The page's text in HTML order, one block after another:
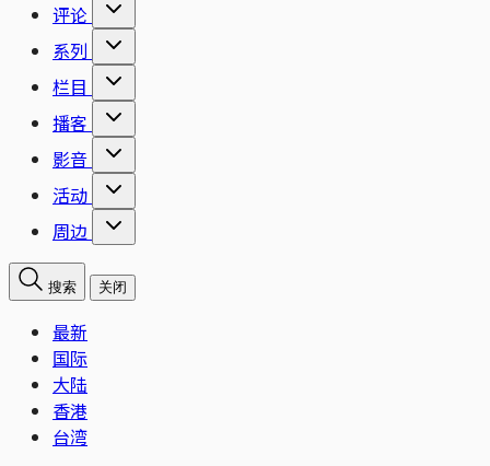
评论
系列
栏目
播客
影音
活动
周边
搜索 关闭
最新
国际
大陆
香港
台湾